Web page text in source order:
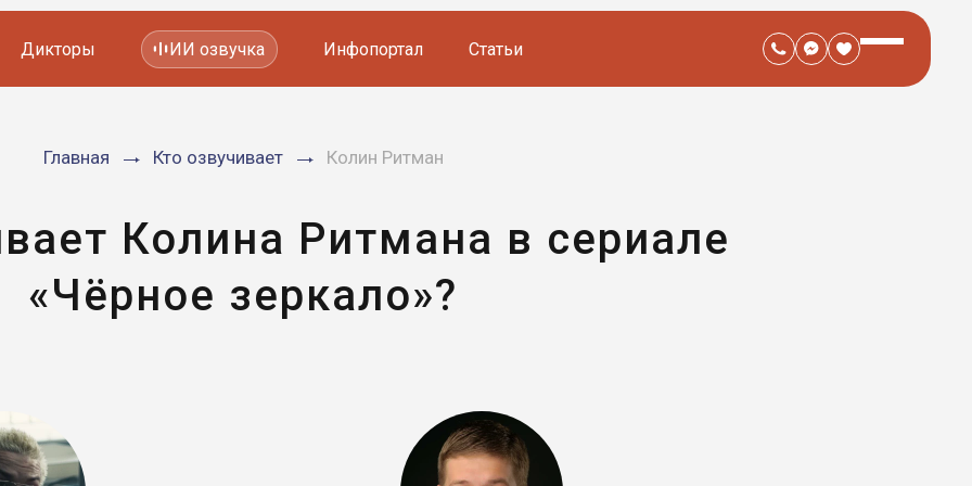
Мультфильмов
Дикторы ИИ озвучка Инфопортал Статьи
Главная Кто озвучивает Колин Ритман
Колина Ритмана в сериале
«Чёрное зеркало»?